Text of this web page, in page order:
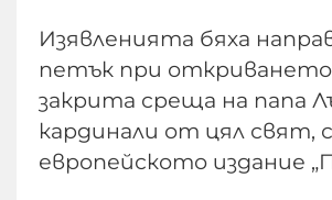
Изявленията бяха
петък при
закрита среща на папа
кардинали от цял свят,
европейското издание